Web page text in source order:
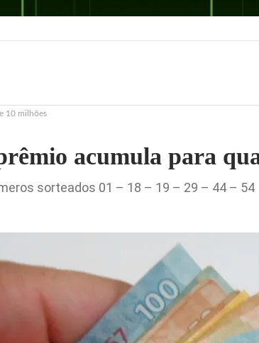
10 milhões
acumula para
sorteados 01 – 18 – 19 – 29 – 44 – 54